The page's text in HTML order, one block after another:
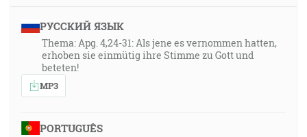
РУССКИЙ ЯЗЫК
Thema: Apg. 4,24-31: Als jene es vernommen hatten,
erhoben sie einmütig ihre Stimme zu Gott und
beteten!
MP3
PORTUGUÊS